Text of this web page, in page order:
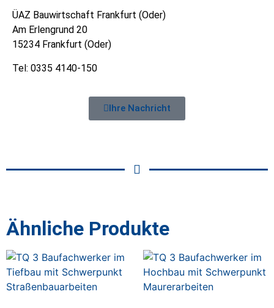
ÜAZ Bauwirtschaft Frankfurt (Oder)
Am Erlengrund 20
15234 Frankfurt (Oder)
Tel: 0335 4140-150
Ihre Nachricht
Ähnliche Produkte